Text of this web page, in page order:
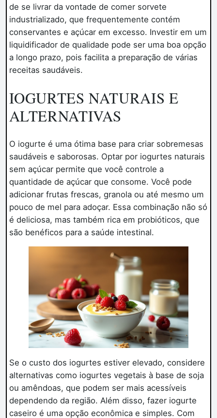
de se livrar da vontade de comer sorvete
industrializado, que frequentemente contém
conservantes e açúcar em excesso. Investir em um
liquidificador de qualidade pode ser uma boa opção
a longo prazo, pois facilita a preparação de várias
receitas saudáveis.
IOGURTES NATURAIS E
ALTERNATIVAS
O iogurte é uma ótima base para criar sobremesas
saudáveis e saborosas. Optar por iogurtes naturais
sem açúcar permite que você controle a
quantidade de açúcar que consome. Você pode
adicionar frutas frescas, granola ou até mesmo um
pouco de mel para adoçar. Essa combinação não só
é deliciosa, mas também rica em probióticos, que
são benéficos para a saúde intestinal.
Se o custo dos iogurtes estiver elevado, considere
alternativas como iogurtes vegetais à base de soja
ou amêndoas, que podem ser mais acessíveis
dependendo da região. Além disso, fazer iogurte
caseiro é uma opção econômica e simples. Com